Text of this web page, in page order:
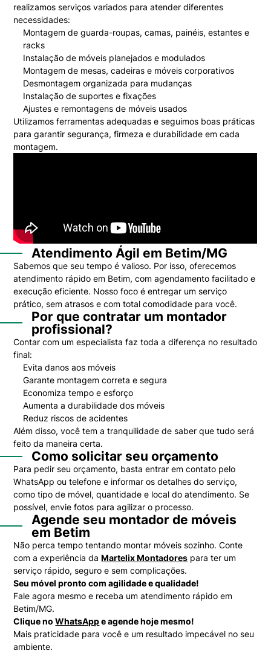
realizamos serviços variados para atender diferentes
necessidades:
Montagem de guarda-roupas, camas, painéis, estantes e
racks
Instalação de móveis planejados e modulados
Montagem de mesas, cadeiras e móveis corporativos
Desmontagem organizada para mudanças
Instalação de suportes e fixações
Ajustes e remontagens de móveis usados
Utilizamos ferramentas adequadas e seguimos boas práticas
para garantir segurança, firmeza e durabilidade em cada
montagem.
Atendimento Ágil em Betim/MG
Sabemos que seu tempo é valioso. Por isso, oferecemos
atendimento rápido em Betim, com agendamento facilitado e
execução eficiente. Nosso foco é entregar um serviço
prático, sem atrasos e com total comodidade para você.
Por que contratar um montador
profissional?
Contar com um especialista faz toda a diferença no resultado
final:
Evita danos aos móveis
Garante montagem correta e segura
Economiza tempo e esforço
Aumenta a durabilidade dos móveis
Reduz riscos de acidentes
Além disso, você tem a tranquilidade de saber que tudo será
feito da maneira certa.
Como solicitar seu orçamento
Para pedir seu orçamento, basta entrar em contato pelo
WhatsApp ou telefone e informar os detalhes do serviço,
como tipo de móvel, quantidade e local do atendimento. Se
possível, envie fotos para agilizar o processo.
Agende seu montador de móveis
em Betim
Não perca tempo tentando montar móveis sozinho. Conte
com a experiência daMartelix Montadores para ter um
serviço rápido, seguro e sem complicações.
Seu móvel pronto com agilidade e qualidade!
Fale agora mesmo e receba um atendimento rápido em
Betim/MG.
Clique noWhatsAppe agende hoje mesmo!
Mais praticidade para você e um resultado impecável no seu
ambiente.